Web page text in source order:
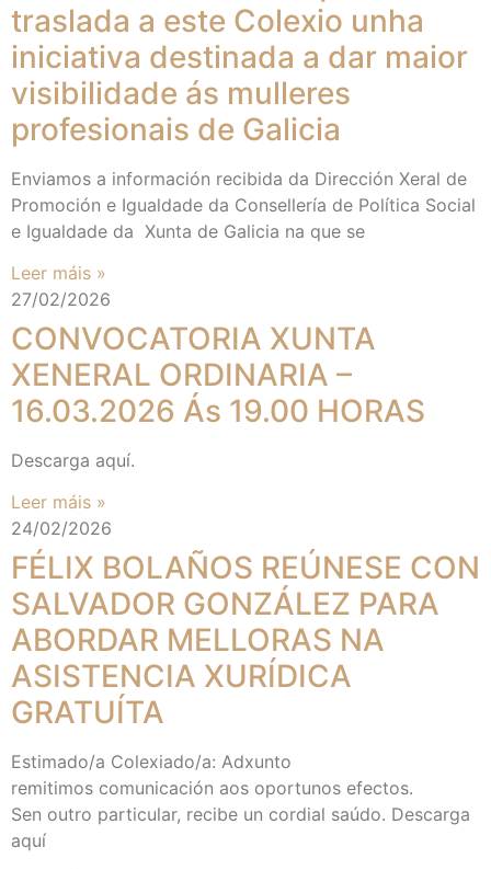
traslada a este Colexio unha
iniciativa destinada a dar maior
visibilidade ás mulleres
profesionais de Galicia
Enviamos a información recibida da Dirección Xeral de
Promoción e Igualdade da Consellería de Política Social
e Igualdade da Xunta de Galicia na que se
Leer máis »
27/02/2026
CONVOCATORIA XUNTA
XENERAL ORDINARIA –
16.03.2026 Ás 19.00 HORAS
Descarga aquí.
Leer máis »
24/02/2026
FÉLIX BOLAÑOS REÚNESE CON
SALVADOR GONZÁLEZ PARA
ABORDAR MELLORAS NA
ASISTENCIA XURÍDICA
GRATUÍTA
Estimado/a Colexiado/a: Adxunto
remitimos comunicación aos oportunos efectos.
Sen outro particular, recibe un cordial saúdo. Descarga
aquí